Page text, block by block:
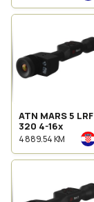
ATN MARS 5 LRF
320 4-16x
4 889.54 KM